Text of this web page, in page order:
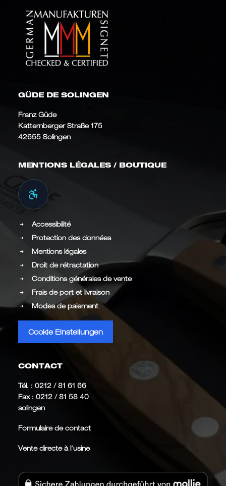
GÜDE DE SOLINGEN
Franz Güde
Katternberger Straße 175
42655 Solingen
MENTIONS LÉGALES / BOUTIQUE
Accessibilité
Protection des données
Mentions légales
Droit de rétractation
Conditions générales de vente
Frais de port et livraison
Modes de paiement
Cookie Einstellungen
CONTACT
Tél. : 0212 / 81 61 66
Fax : 0212 / 81 58 40
solingen
Formulaire de contact
Vente directe à l'usine